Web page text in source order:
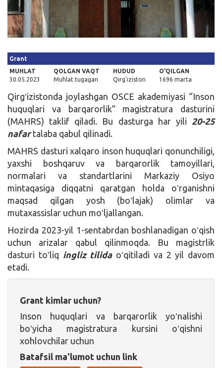
Grant
MUHLAT
30.05.2023
QOLGAN VAQT
Muhlat tugagan
HUDUD
Qirg'iziston
O'QILGAN
1696 marta
Qirgʻizistonda joylashgan OSCE akademiyasi “Inson
huquqlari va barqarorlik” magistratura dasturini
(MAHRS) taklif qiladi. Bu dasturga har yili 20-25
nafar talaba qabul qilinadi.
MAHRS dasturi xalqaro inson huquqlari qonunchiligi,
yaxshi boshqaruv va barqarorlik tamoyillari,
normalari va standartlarini Markaziy Osiyo
mintaqasiga diqqatni qaratgan holda oʻrganishni
maqsad qilgan yosh (boʻlajak) olimlar va
mutaxassislar uchun moʻljallangan.
Hozirda 2023-yil 1-sentabrdan boshlanadigan oʻqish
uchun arizalar qabul qilinmoqda. Bu magistrlik
dasturi toʻliq ingliz tilidaoʻqitiladi va 2 yil davom
etadi.
Grant kimlar uchun?
Inson huquqlari va barqarorlik yoʻnalishi
boʻyicha magistratura kursini oʻqishni
xohlovchilar uchun
Batafsil ma'lumot uchun link